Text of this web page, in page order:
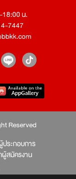
18:00 น.
7447
Reserved
ประกอบการ
ผู้สมัครงาน